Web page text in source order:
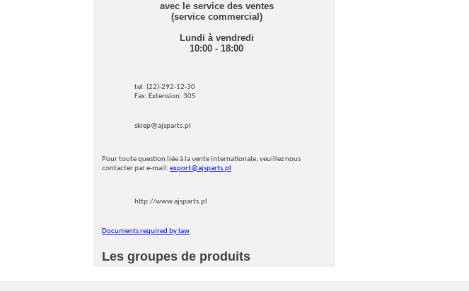
avec le service des ventes
(service commercial)
Lundi à vendredi
10:00 - 18:00
tel. (22)-292-12-30
Fax: Extension: 305
sklep@ajsparts.pl
Pour toute question liée à la vente internationale, veuillez nous
contacter par e-mail: export@ajsparts.pl
http://www.ajsparts.pl
Documents required by law
Les groupes de produits